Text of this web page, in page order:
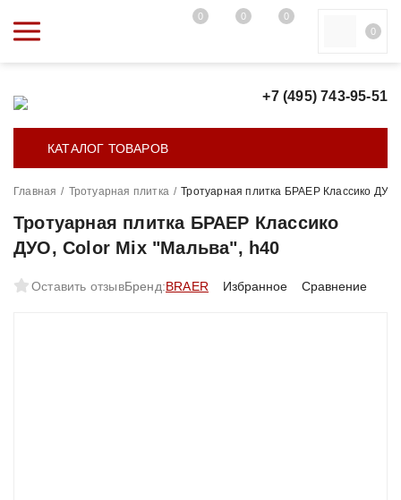
0 0
0
0
+7 (495) 743-95-51
КАТАЛОГ ТОВАРОВ
Главная / Тротуарная плитка / Тротуарная плитка БРАЕР Классико
Тротуарная плитка БРАЕР Классико
ДУО, Color Mix "Мальва", h40
Оставить отзывБренд:BRAER Избранное Сравнение